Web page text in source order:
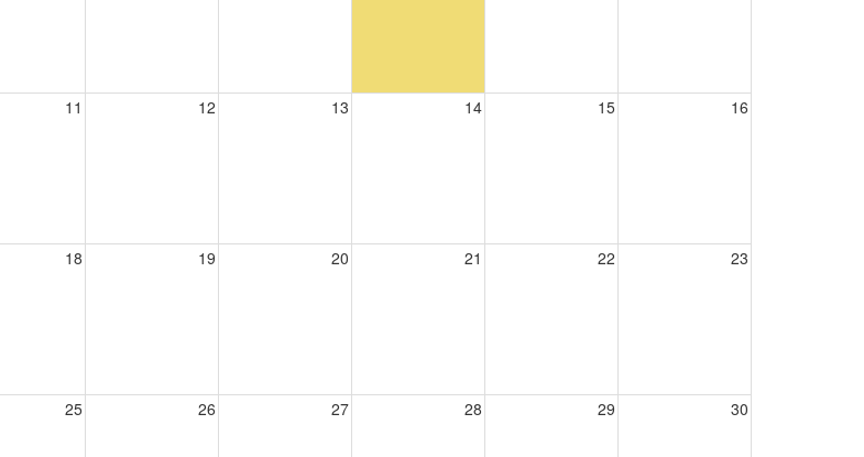
11 12 13 14 15 16
18 19 20 21 22 23
25 26 27 28 29 30